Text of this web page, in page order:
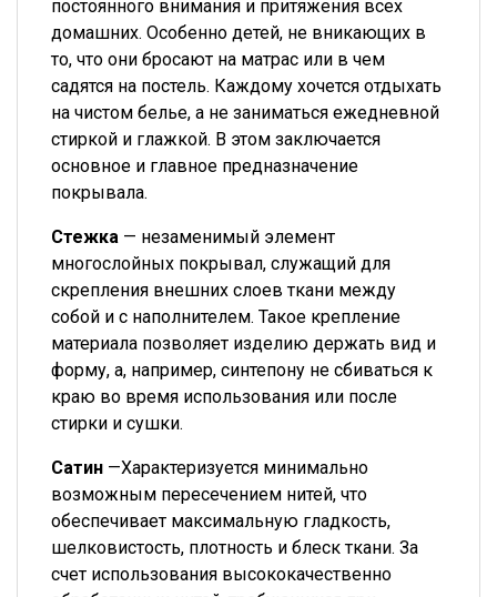
постоянного внимания и притяжения всех
домашних. Особенно детей, не вникающих в
то, что они бросают на матрас или в чем
садятся на постель. Каждому хочется отдыхать
на чистом белье, а не заниматься ежедневной
стиркой и глажкой. В этом заключается
основное и главное предназначение
покрывала.
Стежка — незаменимый элемент
многослойных покрывал, служащий для
скрепления внешних слоев ткани между
собой и с наполнителем. Такое крепление
материала позволяет изделию держать вид и
форму, а, например, синтепону не сбиваться к
краю во время использования или после
стирки и сушки.
Сатин —Характеризуется минимально
возможным пересечением нитей, что
обеспечивает максимальную гладкость,
шелковистость, плотность и блеск ткани. За
счет использования высококачественно